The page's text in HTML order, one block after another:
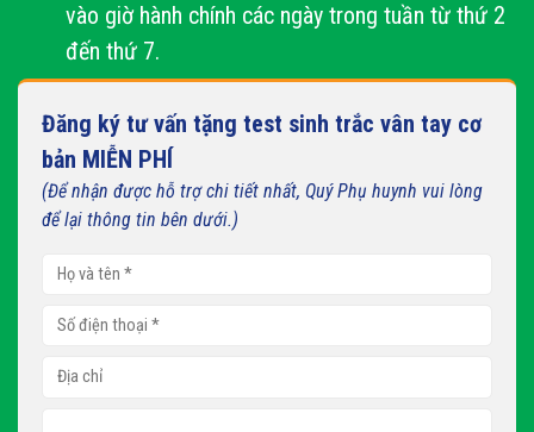
vào giờ hành chính các ngày trong tuần từ thứ 2
đến thứ 7.
Đăng ký tư vấn tặng test sinh trắc vân tay cơ
bản MIỄN PHÍ
(Để nhận được hỗ trợ chi tiết nhất, Quý Phụ huynh vui lòng
để lại thông tin bên dưới.)